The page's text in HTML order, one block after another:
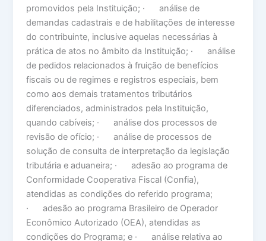
promovidos pela Instituição; · análise de
demandas cadastrais e de habilitações de interesse
do contribuinte, inclusive aquelas necessárias à
prática de atos no âmbito da Instituição; · análise
de pedidos relacionados à fruição de benefícios
fiscais ou de regimes e registros especiais, bem
como aos demais tratamentos tributários
diferenciados, administrados pela Instituição,
quando cabíveis; · análise dos processos de
revisão de ofício; · análise de processos de
solução de consulta de interpretação da legislação
tributária e aduaneira; · adesão ao programa de
Conformidade Cooperativa Fiscal (Confia),
atendidas as condições do referido programa;
· adesão ao programa Brasileiro de Operador
Econômico Autorizado (OEA), atendidas as
condições do Programa; e · análise relativa ao